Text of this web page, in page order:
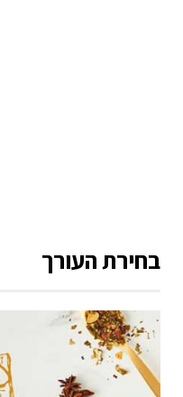
בחירת העורך